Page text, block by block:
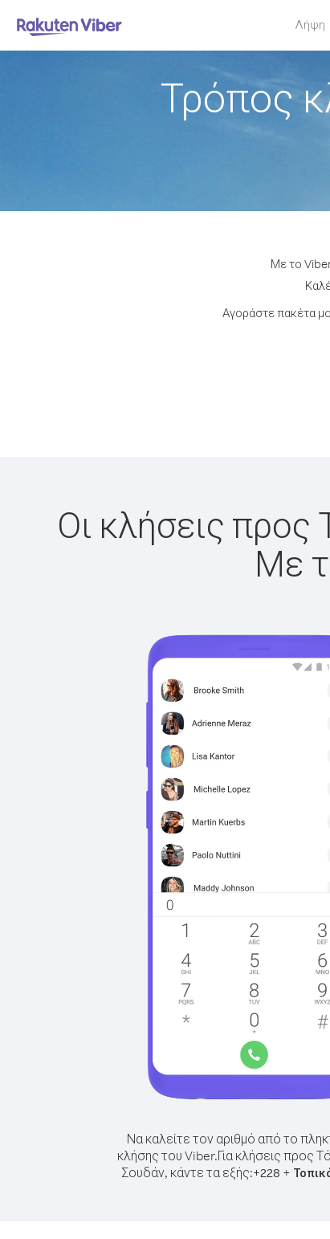
Λήψη
Τρόπος
Με το
Αγοράστε πακέτα
Οι κλήσεις προς
Με
Να καλείτε τον αριθμό από το
κλήσης του Viber.Για κλήσεις προς
Σουδάν, κάντε τα εξής:+228 +